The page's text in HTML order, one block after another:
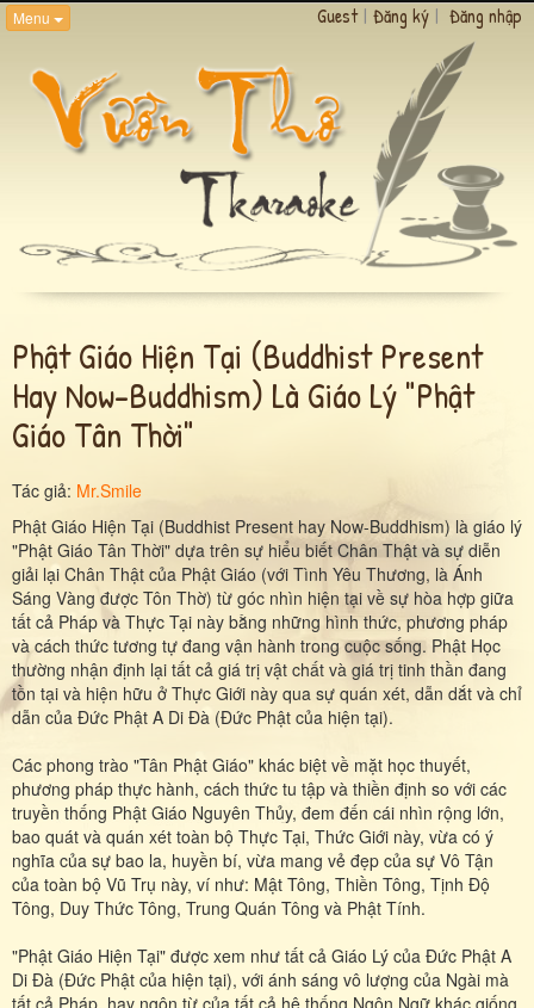
Menu Guest | Đăng ký | Đăng nhập
Phật Giáo Hiện Tại (buddhist Present
Hay Now-Buddhism) Là Giáo Lý "phật
Giáo Tân Thời"
Tác giả: Mr.Smile
Phật Giáo Hiện Tại (Buddhist Present hay Now-Buddhism) là giáo lý
"Phật Giáo Tân Thời" dựa trên sự hiểu biết Chân Thật và sự diễn
giải lại Chân Thật của Phật Giáo (với Tình Yêu Thương, là Ánh
Sáng Vàng được Tôn Thờ) từ góc nhìn hiện tại về sự hòa hợp giữa
tất cả Pháp và Thực Tại này bằng những hình thức, phương pháp
và cách thức tương tự đang vận hành trong cuộc sống. Phật Học
thường nhận định lại tất cả giá trị vật chất và giá trị tinh thần đang
tồn tại và hiện hữu ở Thực Giới này qua sự quán xét, dẫn dắt và chỉ
dẫn của Đức Phật A Di Đà (Đức Phật của hiện tại).
Các phong trào "Tân Phật Giáo" khác biệt về mặt học thuyết,
phương pháp thực hành, cách thức tu tập và thiền định so với các
truyền thống Phật Giáo Nguyên Thủy, đem đến cái nhìn rộng lớn,
bao quát và quán xét toàn bộ Thực Tại, Thức Giới này, vừa có ý
nghĩa của sự bao la, huyền bí, vừa mang vẻ đẹp của sự Vô Tận
của toàn bộ Vũ Trụ này, ví như: Mật Tông, Thiền Tông, Tịnh Độ
Tông, Duy Thức Tông, Trung Quán Tông và Phật Tính.
"Phật Giáo Hiện Tại" được xem như tất cả Giáo Lý của Đức Phật A
Di Đà (Đức Phật của hiện tại), với ánh sáng vô lượng của Ngài mà
tất cả Pháp, hay ngôn từ của tất cả hệ thống Ngôn Ngữ khác giống